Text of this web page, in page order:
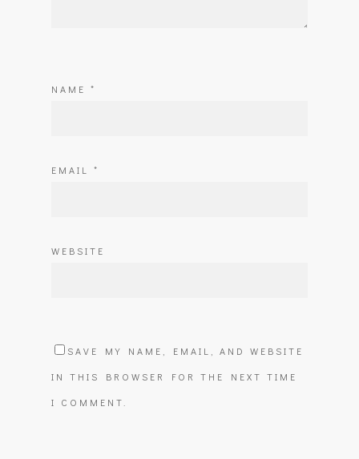
NAME *
EMAIL *
WEBSITE
SAVE MY NAME, EMAIL, AND WEBSITE
IN THIS BROWSER FOR THE NEXT TIME
I COMMENT.